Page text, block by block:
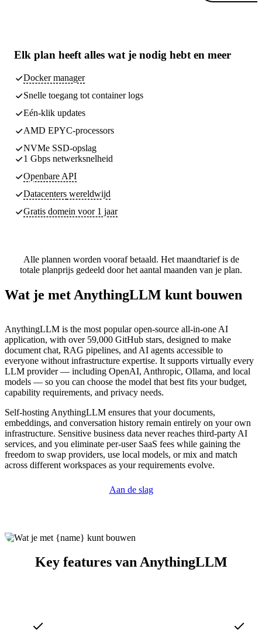
Elk plan heeft alles wat je nodig hebt en meer
Docker manager
Snelle toegang tot container logs
Eén-klik updates
AMD EPYC-processors
NVMe SSD-opslag
1 Gbps netwerksnelheid
Openbare API
Datacenters wereldwijd
Gratis domein voor 1 jaar
Alle plannen worden vooraf betaald. Het maandtarief is de
totale planprijs gedeeld door het aantal maanden van je plan.
Wat je met AnythingLLM kunt bouwen
AnythingLLM is the most popular open-source all-in-one AI
application, with over 59,000 GitHub stars, designed to make
document chat, RAG pipelines, and AI agents accessible to
everyone without infrastructure expertise. It supports virtually every
LLM provider — including OpenAI, Anthropic, Ollama, and local
models — so you can choose the model that best fits your budget,
capability requirements, and privacy needs.
Self-hosting AnythingLLM ensures that your documents,
embeddings, and conversation history remain entirely on your own
infrastructure. Sensitive business data never reaches third-party AI
services, and you eliminate per-user SaaS fees while gaining the
freedom to swap providers, use local models, or mix and match
across different workspaces as your requirements evolve.
Aan de slag
Key features van AnythingLLM